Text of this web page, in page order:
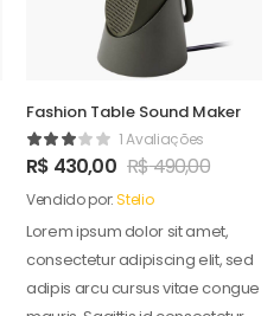
Fashion Table Sound Maker
1 Avaliações
R$ 430,00 R$490,00
Vendido por:Stelio
Lorem ipsum dolor sit amet,
consectetur adipiscing elit, sed
adipis arcu cursus vitae congue